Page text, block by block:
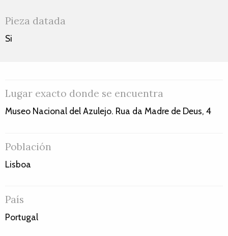
Pieza datada
Si
Lugar exacto donde se encuentra
Museo Nacional del Azulejo. Rua da Madre de Deus, 4
Población
Lisboa
País
Portugal